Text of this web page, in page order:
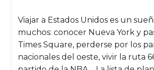
Viajar a Estados Unidos es un
muchos: conocer Nueva York y
Times Square, perderse por los
nacionales del oeste, vivir la ruta